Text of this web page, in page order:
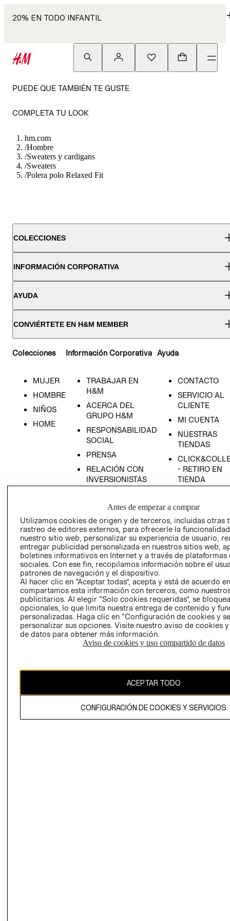
20% EN TODO INFANTIL
PUEDE QUE TAMBIÉN TE GUSTE
COMPLETA TU LOOK
hm.com
/Hombre
/Sweaters y cardigans
/Sweaters
/Polera polo Relaxed Fit
COLECCIONES
INFORMACIÓN CORPORATIVA
AYUDA
CONVIÉRTETE EN H&M MEMBER
Colecciones
MUJER
HOMBRE
NIÑOS
HOME
Información Corporativa
TRABAJAR EN
H&M
ACERCA DEL
GRUPO H&M
RESPONSABILIDAD
SOCIAL
PRENSA
RELACIÓN CON
INVERSIONISTAS
EMPRESARIAL
Ayuda
CONTACTO
SERVICIO AL
CLIENTE
MI CUENTA
NUESTRAS
TIENDAS
- RETIRO EN
TIENDA
CONDICIONES
AVISO DE
PRIVACIDAD
GIFT CARD
AVISO DE
COOKIES
Chile ($)
El contenido de esta página web está protegido por copyright y es
propiedad de H&M Hennes & Mauritz AB.
Antes de empezar a comprar
Utilizamos cookies de origen y de terceros, incluidas otras
rastreo de editores externos, para ofrecerle la
nuestro sitio web, personalizar su experiencia de usuario,
entregar publicidad personalizada en nuestros sitios web,
boletines informativos en Internet y a través de plataformas
sociales. Con ese fin, recopilamos información sobre el
patrones de navegación y el dispositivo.
Al hacer clic en “Aceptar todas”, acepta y está de acuerdo
compartamos esta información con terceros, como
publicitarios. Al elegir “Solo cookies requeridas”, se
opcionales, lo que limita nuestra entrega de contenido y
personalizadas. Haga clic en “Configuración de cookies y
personalizar sus opciones. Visite nuestro aviso de cookies
de datos para obtener más información.
Aviso de cookies y uso compartido de datos
ACEPTAR TODO
CONFIGURACIÓN DE COOKIES Y SERVICIOS